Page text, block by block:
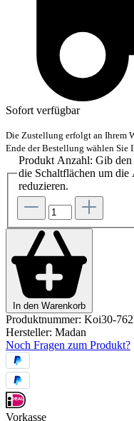
Sofort verfügbar
Die Zustellung erfolgt an Ihrem
Ende der Bestellung wählen Sie
Produkt Anzahl: Gib den
die Schaltflächen um die
reduzieren.
In den Warenkorb
Produktnummer: Koi30-
Hersteller: Madan
Noch Fragen zum Produkt?
Vorkasse